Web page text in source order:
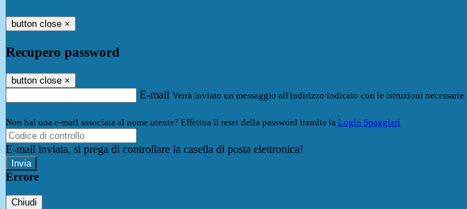
button close ×
Recupero password
button close ×
E-mail Verrà inviato un messaggio all'indirizzo indicato con le istruzioni necessarie.
Non hai una e-mail associata al nome utente? Effettua il reset della password tramite la Login Spaggiari
E-mail inviata, si prega di controllare la casella di posta elettronica!
Errore
Chiudi